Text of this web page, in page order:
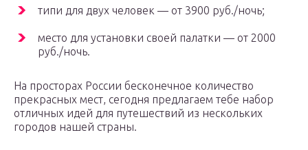
типи для двух человек — от 3900 руб./ночь;
место для установки своей палатки — от 2000
руб./ночь.
На просторах России бесконечное количество
прекрасных мест, сегодня предлагаем тебе набор
отличных идей для путешествий из нескольких
городов нашей страны.